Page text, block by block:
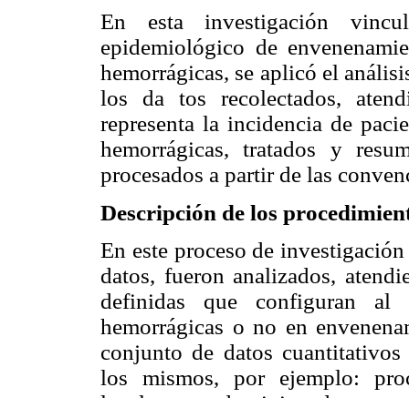
En esta investigación
epidemiológico de
hemorrágicas, se aplicó el
los da tos recolectados,
representa la incidencia de
hemorrágicas, tratados y
procesados a partir de las
Descripción de los
En este proceso de
datos, fueron analizados,
definidas que configuran al
hemorrágicas o no en
conjunto de datos
los mismos, por ejemplo: